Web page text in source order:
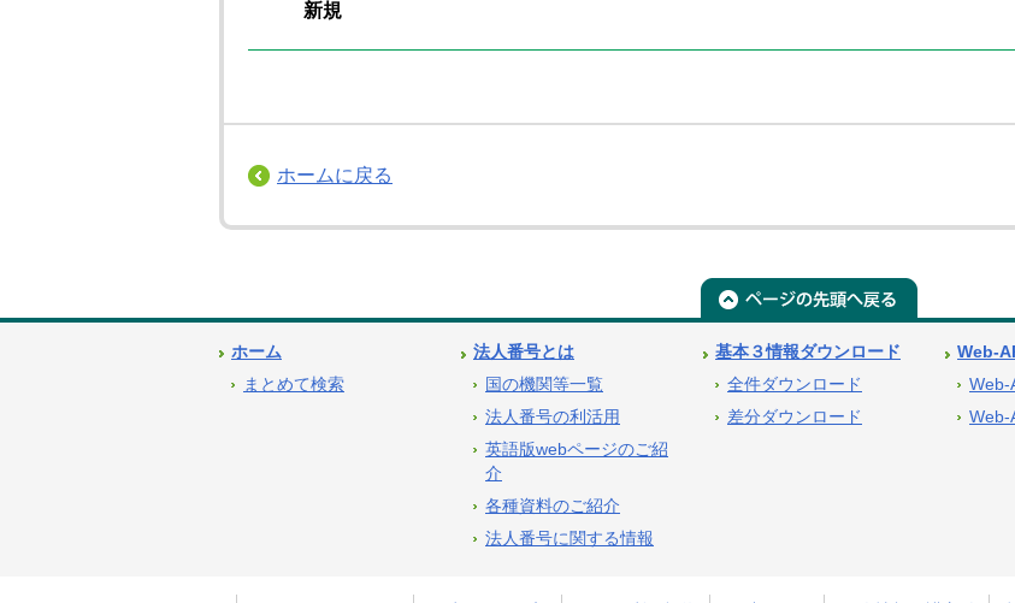
新規
ホームに戻る
ホーム
まとめて検索
法人番号とは
国の機関等一覧
法人番号の利活用
英語版webページのご紹
介
各種資料のご紹介
法人番号に関する情報
基本３情報ダウンロード
全件ダウンロード
差分ダウンロード
Web-
Web-
Web-